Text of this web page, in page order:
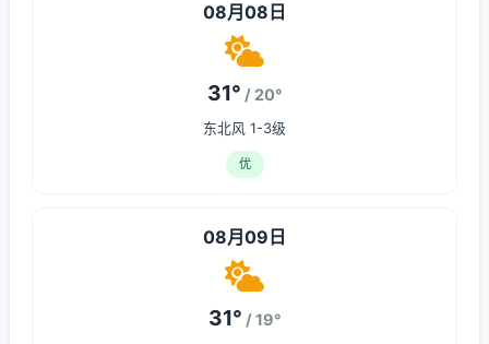
08月08日
31° / 20°
东北风 1-3级
优
08月09日
31° / 19°